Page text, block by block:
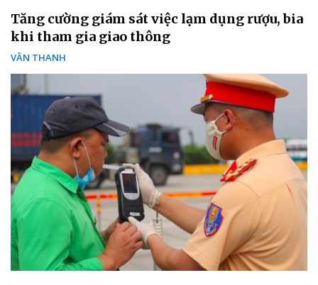
Tăng cường giám sát việc lạm dụng rượu, bia
khi tham gia giao thông
VÂN THANH